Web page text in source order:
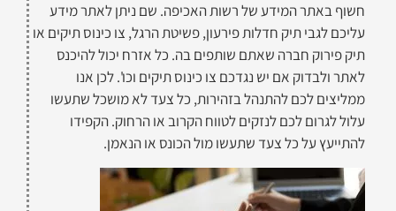
חשוף באתר המידע של רשות האכיפה. שם ניתן לאתר מידע
עליכם לגבי תיק חדלות פירעון, פשיטת הרגל, צו כינוס תיקים או
תיק פירוק חברה שאתם שותפים בה. כל אזרח יכול להיכנס
לאתר ולבדוק אם יש נגדכם צו כינוס תיקים וכו'. לכן אנו
ממליצים לכם להתנהל בזהירות, כל צעד לא מושכל שתעשו
עלול לגרום לכם לנזקים לטווח הקרוב או הרחוק. הקפידו
להתייעץ על כל צעד שתעשו מול הכונס או הנאמן.